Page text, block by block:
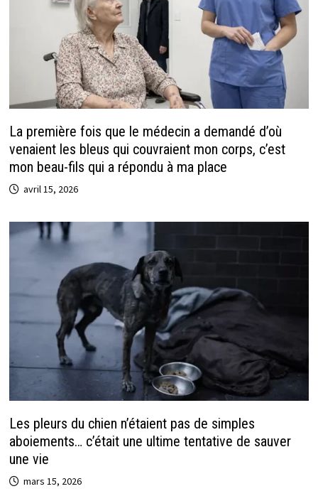
La première fois que le médecin a demandé d’où
venaient les bleus qui couvraient mon corps, c’est
mon beau-fils qui a répondu à ma place
avril 15, 2026
Les pleurs du chien n’étaient pas de simples
aboiements… c’était une ultime tentative de sauver
une vie
mars 15, 2026